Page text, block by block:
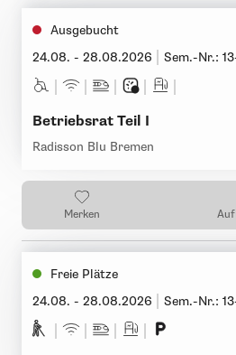
Ausgebucht
24.08. - 28.08.2026
Sem.-Nr.:
Betriebsrat Teil I
Radisson Blu Bremen
Merken
Freie Plätze
24.08. - 28.08.2026
Sem.-Nr.: